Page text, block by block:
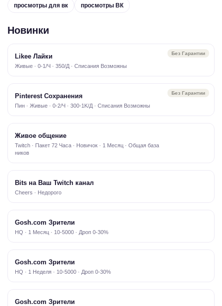
просмотры для вк
просмотры ВК
Новинки
Без Гарантии
Likee Лайки
Живые · 0-1/Ч · 350/Д · Списания Возможны
Без Гарантии
Pinterest Сохранения
Пин · Живые · 0-2/Ч · 300-1K/Д · Списания Возможны
Живое общение
Twitch · Пакет 72 Часа · Новичок · 1 Месяц · Общая база
ников
Bits на Ваш Twitch канал
Cheers · Недорого
Gosh.com Зрители
HQ · 1 Месяц · 10-5000 · Дроп 0-30%
Gosh.com Зрители
HQ · 1 Неделя · 10-5000 · Дроп 0-30%
Gosh.com Зрители